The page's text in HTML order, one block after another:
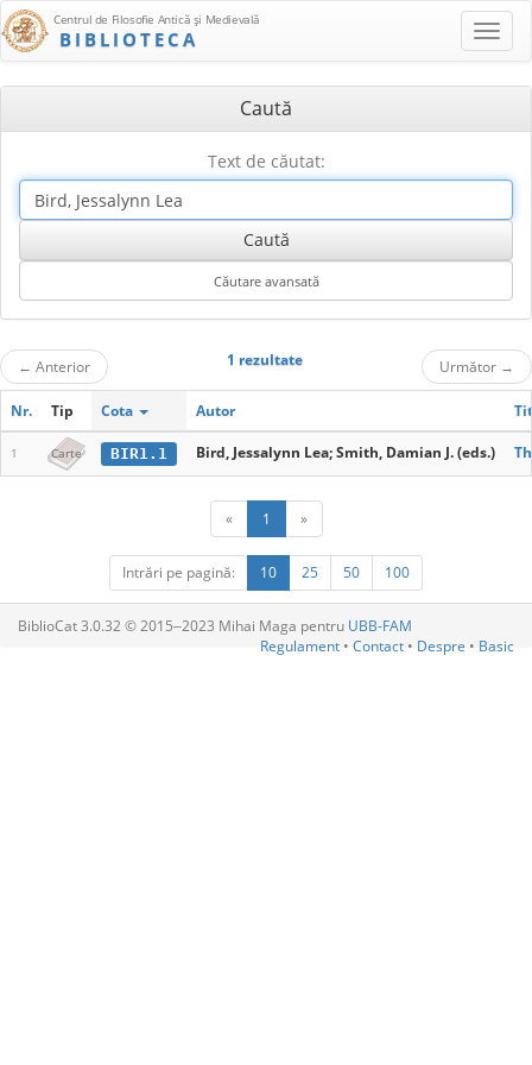
Centrul de Filosofie Antică şi Medievală
BIBLIOTECA
Caută
Text de căutat:
← Anterior 1 rezultate Următor →
Nr. Tip Cota Autor
1 Carte BIR1.1 Bird, Jessalynn Lea; Smith, Damian J. (eds.)
« 1 »
Intrări pe pagină: 10 25 50 100
BiblioCat 3.0.32 © 2015‒2023 Mihai Maga pentru UBB-FAM
Regulament • Contact • Despre • Basic